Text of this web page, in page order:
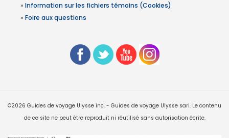
» Information sur les fichiers témoins (Cookies)
» Foire aux questions
©2026 Guides de voyage Ulysse inc. - Guides de voyage Ulysse sarl. Le contenu
de ce site ne peut être reproduit ni réutilisé sans autorisation écrite.